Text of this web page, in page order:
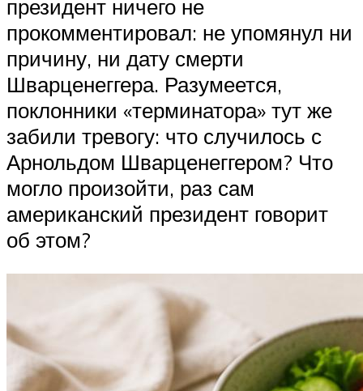
президент ничего не
прокомментировал: не упомянул ни
причину, ни дату смерти
Шварценеггера. Разумеется,
поклонники «терминатора» тут же
забили тревогу: что случилось с
Арнольдом Шварценеггером? Что
могло произойти, раз сам
американский президент говорит
об этом?